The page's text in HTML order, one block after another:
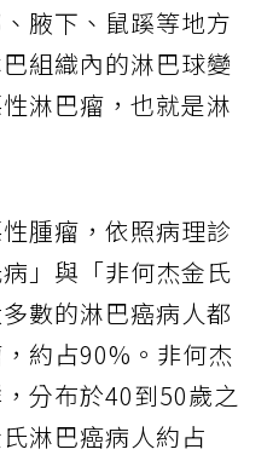
腋下、鼠蹊等地方
組織內的淋巴球變
淋巴瘤，也就是淋
腫瘤，依照病理診
」與「非何杰金氏
數的淋巴癌病人都
約占90%。非何杰
分布於40到50歲之
淋巴癌病人約占